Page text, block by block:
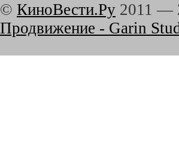
© КиноВести.Ру 2011 —
Продвижение - Garin